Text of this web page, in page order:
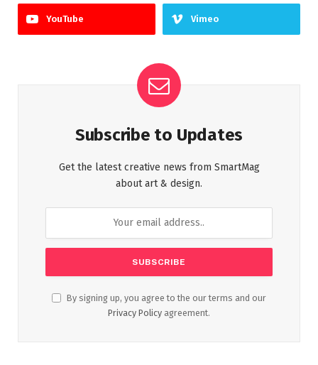
YouTube Vimeo
Subscribe to Updates
Get the latest creative news from SmartMag
about art & design.
By signing up, you agree to the our terms and our
Privacy Policy agreement.